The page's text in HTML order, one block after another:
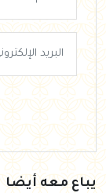
يباع معه أيضا